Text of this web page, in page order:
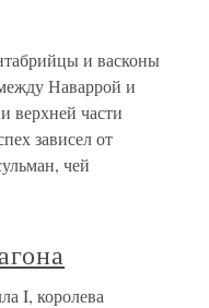
и васконы
Наваррой и
верхней части
зависел от
чей
I, королева